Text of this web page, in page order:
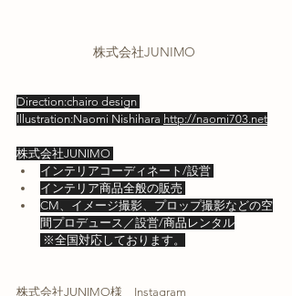
株式会社JUNIMO
Direction:chairo design
Illustration:Naomi Nishihara http://naomi703.net
株式会社JUNIMO
インテリアコーディネート/設営
インテリア商品全般の販売
CM、イメージ撮影、プロップ撮影などの空
間プロデュース／設営/商品レンタル
※全国対応しております。
株式会社JUNIMO様　Instagram